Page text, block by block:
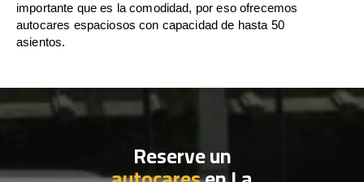
importante que es la comodidad, por eso ofrecemos
autocares espaciosos con capacidad de hasta 50
asientos.
Reserve un